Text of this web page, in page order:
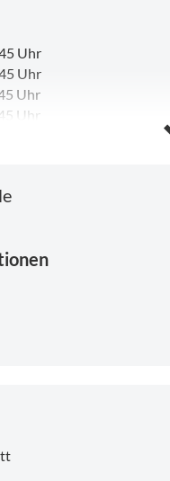
Uhr
Uhr
Uhr
Uhr
Uhr